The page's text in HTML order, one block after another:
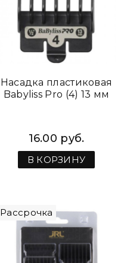
Насадка пластиковая
Babyliss Pro (4) 13 мм
16.00 руб.
В КОРЗИНУ
Рассрочка